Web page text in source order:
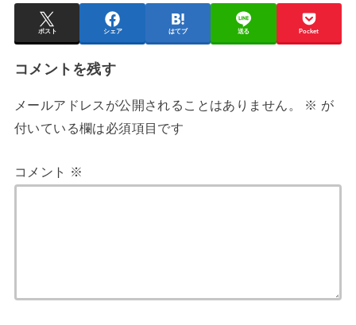
ポスト シェア はてブ 送る Pocket
コメントを残す
メールアドレスが公開されることはありません。 ※ が
付いている欄は必須項目です
コメント ※